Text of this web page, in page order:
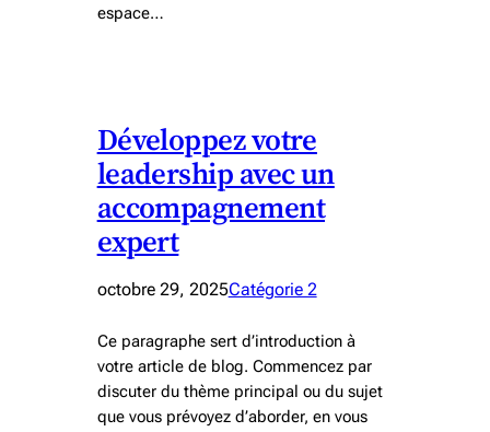
espace…
Développez votre
leadership avec un
accompagnement
expert
octobre 29, 2025Catégorie 2
Ce paragraphe sert d’introduction à
votre article de blog. Commencez par
discuter du thème principal ou du sujet
que vous prévoyez d’aborder, en vous